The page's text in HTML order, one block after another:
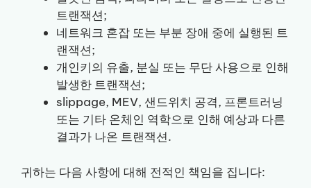
트랜잭션;
네트워크 혼잡 또는 부분 장애 중에 실행된 트
랜잭션;
개인키의 유출, 분실 또는 무단 사용으로 인해
발생한 트랜잭션;
slippage, MEV, 샌드위치 공격, 프론트러닝
또는 기타 온체인 역학으로 인해 예상과 다른
결과가 나온 트랜잭션.
귀하는 다음 사항에 대해 전적인 책임을 집니다: